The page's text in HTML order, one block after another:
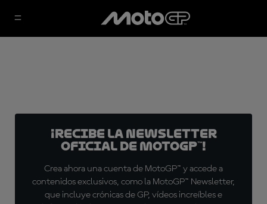
¡Recibe la Newsletter
oficial de MotoGP™!
Crea ahora una cuenta de MotoGP™ y accede a
contenidos exclusivos, como la MotoGP™ Newsletter,
que incluye crónicas de GP, vídeos increíbles e